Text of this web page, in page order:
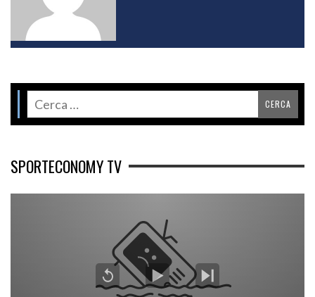
SPORTECONOMY TV